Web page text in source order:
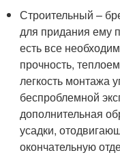
Строительный –
для придания ему
есть все
прочность,
легкость монтажа
беспроблемной
дополнительная
усадки,
окончательную